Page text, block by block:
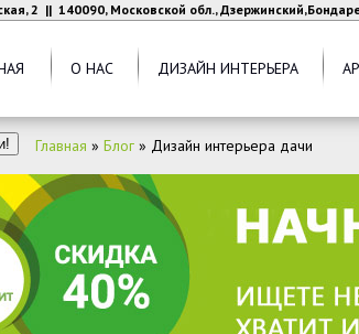
2 || 140090, Московской обл.,
О НАС ДИЗАЙН ИНТЕРЬЕРА
Главная » Блог » Дизайн интерьера дачи